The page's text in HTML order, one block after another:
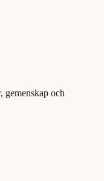
gemenskap och